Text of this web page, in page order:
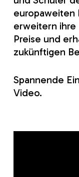
europaweiten
erweitern ihre
Preise und
zukünftigen
Spannende
Video.